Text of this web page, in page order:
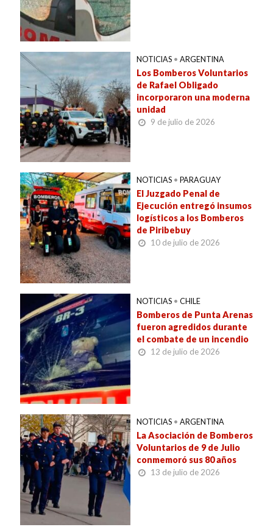
NOTICIAS • ARGENTINA
Los Bomberos Voluntarios
de Rafael Obligado
incorporaron una moderna
unidad
9 de julio de 2026
NOTICIAS • PARAGUAY
El Juzgado Penal de
Ejecución entregó insumos
logísticos a los Bomberos
de Piribebuy
10 de julio de 2026
NOTICIAS • CHILE
Bomberos de Punta Arenas
fueron agredidos durante
el combate de un incendio
12 de julio de 2026
NOTICIAS • ARGENTINA
La Asociación de Bomberos
Voluntarios de 9 de Julio
conmemoró sus 80 años
13 de julio de 2026